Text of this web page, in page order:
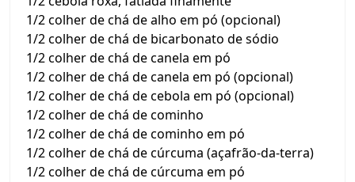
1/2 colher de chá de alho em pó (opcional)
1/2 colher de chá de bicarbonato de sódio
1/2 colher de chá de canela em pó
1/2 colher de chá de canela em pó (opcional)
1/2 colher de chá de cebola em pó (opcional)
1/2 colher de chá de cominho
1/2 colher de chá de cominho em pó
1/2 colher de chá de cúrcuma (açafrão-da-terra)
1/2 colher de chá de cúrcuma em pó